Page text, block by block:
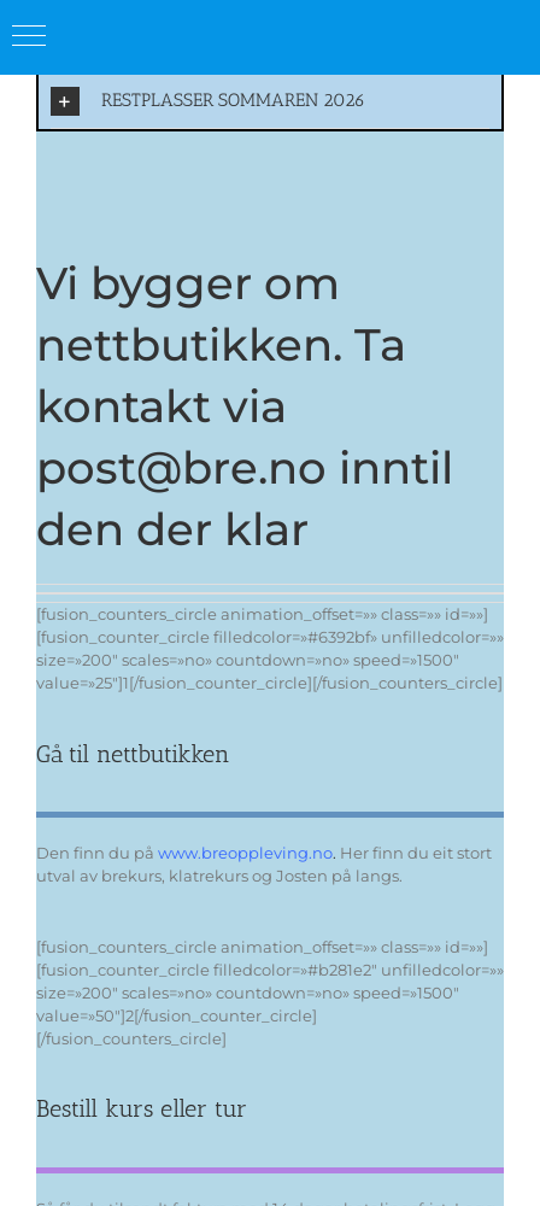
content
RESTPLASSER SOMMAREN 2026
Vi bygger om
nettbutikken. Ta
kontakt via
post@bre.no inntil
den der klar
[fusion_counters_circle animation_offset=»» class=»» id=»»]
[fusion_counter_circle filledcolor=»#6392bf» unfilledcolor=»»
size=»200″ scales=»no» countdown=»no» speed=»1500″
value=»25″]1[/fusion_counter_circle][/fusion_counters_circle]
Gå til nettbutikken
Den finn du på www.breoppleving.no. Her finn du eit stort
utval av brekurs, klatrekurs og Josten på langs.
[fusion_counters_circle animation_offset=»» class=»» id=»»]
[fusion_counter_circle filledcolor=»#b281e2″ unfilledcolor=»»
size=»200″ scales=»no» countdown=»no» speed=»1500″
value=»50″]2[/fusion_counter_circle]
[/fusion_counters_circle]
Bestill kurs eller tur